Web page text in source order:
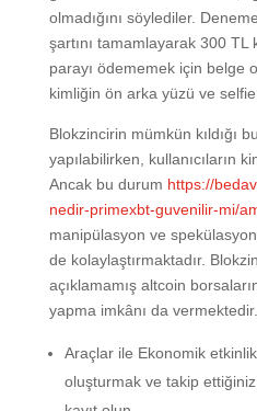
olmadığını söylediler.
şartını tamamlayarak 300 TL
parayı ödememek için belge
kimliğin ön arka yüzü ve
Blokzincirin mümkün kıldığı
yapılabilirken, kullanıcıların
Ancak bu durum https://
nedir-primexbt-guvenilir-mi/
manipülasyon ve
de kolaylaştırmaktadır.
açıklamamış altcoin
yapma imkânı da vermektedir.
Araçlar ile Ekonomik
oluşturmak ve takip ettiğiniz